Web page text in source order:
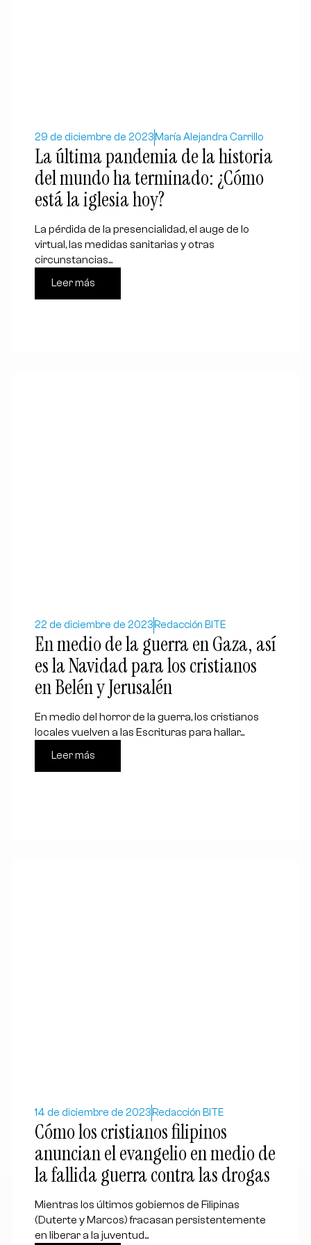
29 de diciembre de 2023 María Alejandra Carrillo
La última pandemia de la historia
del mundo ha terminado: ¿Cómo
está la iglesia hoy?
La pérdida de la presencialidad, el auge de lo
virtual, las medidas sanitarias y otras
circunstancias...
Leer más
22 de diciembre de 2023 Redacción BITE
En medio de la guerra en Gaza, así
es la Navidad para los cristianos
en Belén y Jerusalén
En medio del horror de la guerra, los cristianos
locales vuelven a las Escrituras para hallar...
Leer más
14 de diciembre de 2023 Redacción BITE
Cómo los cristianos filipinos
anuncian el evangelio en medio de
la fallida guerra contra las drogas
Mientras los últimos gobiernos de Filipinas
(Duterte y Marcos) fracasan persistentemente
en liberar a la juventud...